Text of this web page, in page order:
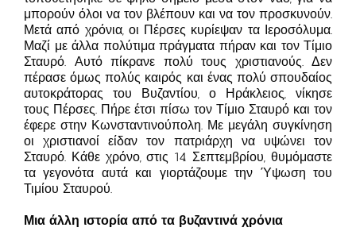
μπορούν όλοι να τον βλέπουν και να τον προσκυνούν.
Μετά από χρόνια, οι Πέρσες κυρίεψαν τα Ιεροσόλυμα.
Μαζί με άλλα πολύτιμα πράγματα πήραν και τον Τίμιο
Σταυρό. Αυτό πίκρανε πολύ τους χριστιανούς. Δεν
πέρασε όμως πολύς καιρός και ένας πολύ σπουδαίος
αυτοκράτορας του Βυζαντίου, ο Ηράκλειος, νίκησε
τους Πέρσες. Πήρε έτσι πίσω τον Τίμιο Σταυρό και τον
έφερε στην Κωνσταντινούπολη. Με μεγάλη συγκίνηση
οι χριστιανοί είδαν τον πατριάρχη να υψώνει τον
Σταυρό. Κάθε χρόνο, στις 14 Σεπτεμβρίου, θυμόμαστε
τα γεγονότα αυτά και γιορτάζουμε την Ύψωση του
Τιμίου Σταυρού.
Μια άλλη ιστορία από τα βυζαντινά χρόνια